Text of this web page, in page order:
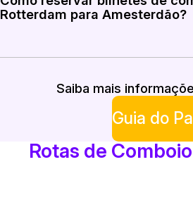
Rotterdam para Amesterdão?
Saiba mais
Guia do
Rotas de